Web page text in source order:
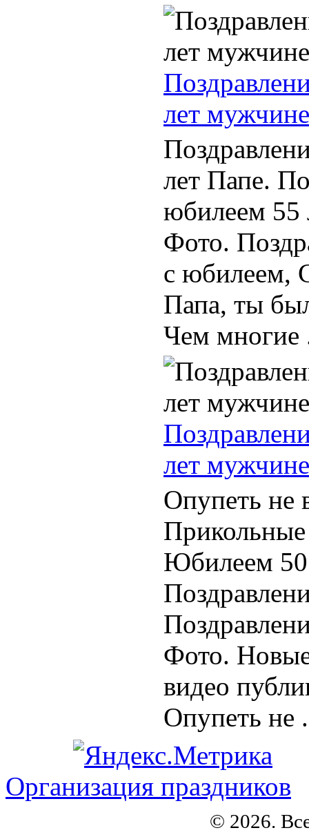
лет мужчине
лет Папе.
юбилеем 55
Фото.
с юбилеем,
Папа, ты
Чем многие
лет мужчине
Опупеть не
Юбилеем
Фото.
видео
Опупеть не
Организация праздников
© 2026.